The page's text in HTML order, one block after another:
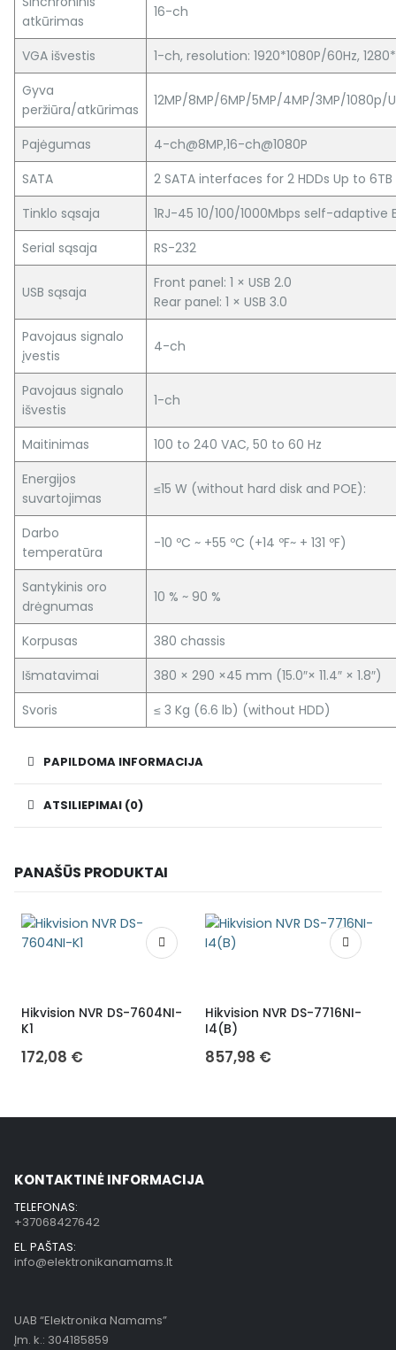
atkūrimas
16-ch
VGA išvestis
1-ch, resolution: 1920*1080P/60Hz,
Gyva
peržiūra/atkūrimas
12MP/8MP/6MP/5MP/4MP/3MP/1080p/
Pajėgumas
4-ch@8MP,16-ch@1080P
SATA
2 SATA interfaces for 2 HDDs Up to
Tinklo sąsaja
1RJ-45 10/100/1000Mbps self-
Serial sąsaja
RS-232
USB sąsaja
Front panel: 1 × USB 2.0
Rear panel: 1 × USB 3.0
Pavojaus signalo
įvestis
4-ch
Pavojaus signalo
išvestis
1-ch
Maitinimas
100 to 240 VAC, 50 to 60 Hz
Energijos
suvartojimas
≤15 W (without hard disk and POE):
Darbo
temperatūra
-10 ºC ~ +55 ºC (+14 ºF~ + 131 ºF)
Santykinis oro
drėgnumas
10 % ~ 90 %
Korpusas
380 chassis
Išmatavimai
380 × 290 ×45 mm (15.0″× 11.4″ × 1.8″)
Svoris
≤ 3 Kg (6.6 lb) (without HDD)
PAPILDOMA INFORMACIJA
ATSILIEPIMAI (0)
PANAŠŪS PRODUKTAI
Hikvision NVR DS-7604NI-
K1
172,08 €
Hikvision NVR DS-7716NI-
I4(B)
857,98 €
KONTAKTINĖ INFORMACIJA
TELEFONAS:
+37068427642
EL. PAŠTAS:
info@elektronikanamams.lt
UAB “Elektronika Namams”
Įm. k.: 304185859